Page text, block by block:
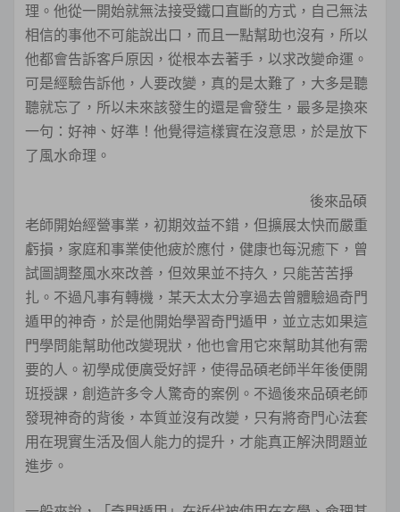
理。他從一開始就無法接受鐵口直斷的方式，自己無法
相信的事他不可能說出口，而且一點幫助也沒有，所以
他都會告訴客戶原因，從根本去著手，以求改變命運。
可是經驗告訴他，人要改變，真的是太難了，大多是聽
聽就忘了，所以未來該發生的還是會發生，最多是換來
一句：好神、好準！他覺得這樣實在沒意思，於是放下
了風水命理。
後來品碩
老師開始經營事業，初期效益不錯，但擴展太快而嚴重
虧損，家庭和事業使他疲於應付，健康也每況癒下，曾
試圖調整風水來改善，但效果並不持久，只能苦苦掙
扎。不過凡事有轉機，某天太太分享過去曾體驗過奇門
遁甲的神奇，於是他開始學習奇門遁甲，並立志如果這
門學問能幫助他改變現狀，他也會用它來幫助其他有需
要的人。初學成便廣受好評，使得品碩老師半年後便開
班授課，創造許多令人驚奇的案例。不過後來品碩老師
發現神奇的背後，本質並沒有改變，只有將奇門心法套
用在現實生活及個人能力的提升，才能真正解決問題並
進步。